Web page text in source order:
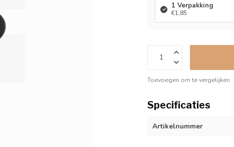
1 Verpakking
€1,85
Toevoegen om te vergelijken
Specificaties
Artikelnummer